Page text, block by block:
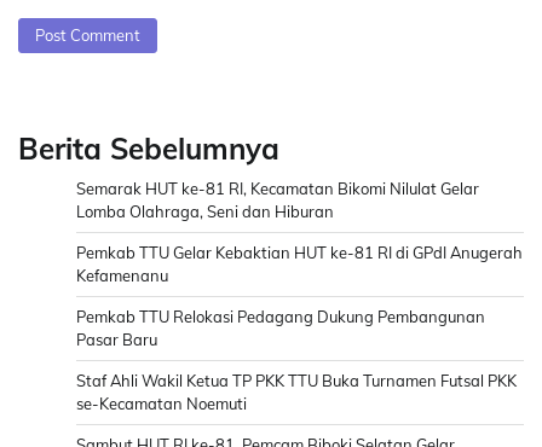
Berita Sebelumnya
Semarak HUT ke-81 RI, Kecamatan Bikomi Nilulat Gelar
Lomba Olahraga, Seni dan Hiburan
Pemkab TTU Gelar Kebaktian HUT ke-81 RI di GPdI Anugerah
Kefamenanu
Pemkab TTU Relokasi Pedagang Dukung Pembangunan
Pasar Baru
Staf Ahli Wakil Ketua TP PKK TTU Buka Turnamen Futsal PKK
se-Kecamatan Noemuti